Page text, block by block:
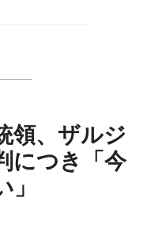
領、ザルジ
につき「今